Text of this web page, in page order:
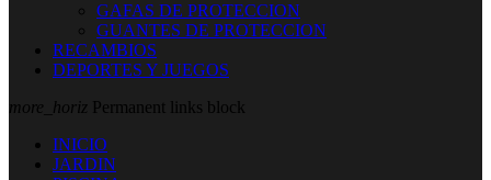
GAFAS DE PROTECCION
GUANTES DE PROTECCION
RECAMBIOS
DEPORTES Y JUEGOS
more_horiz Permanent links block
INICIO
JARDIN